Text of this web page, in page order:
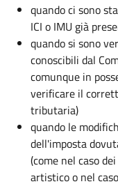
quando ci sono
ICI o IMU già
quando si sono
conoscibili dal
comunque in
verificare il
tributaria)
quando le
dell'imposta
(come nel caso
artistico o nel